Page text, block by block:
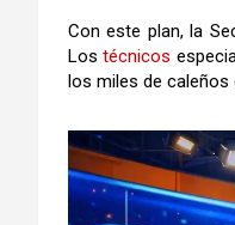
Con este plan, la
Lostécnicos
los miles de